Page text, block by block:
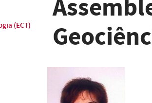
(ECT)